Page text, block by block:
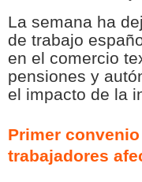
La semana ha
de trabajo
en el comercio
pensiones y
el impacto de la
Primer
trabajadores